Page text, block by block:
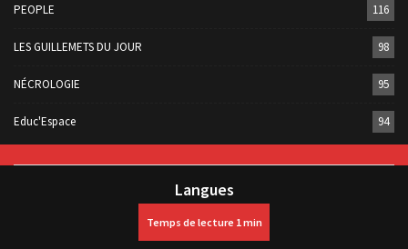
PEOPLE 116
LES GUILLEMETS DU JOUR 98
NÉCROLOGIE 95
Educ'Espace 94
Langues